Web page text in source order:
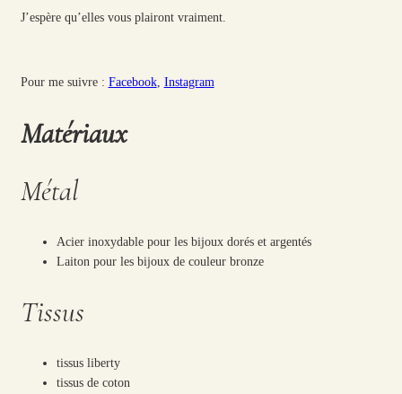
J’espère qu’elles vous plairont vraiment.
Pour me suivre : Facebook, Instagram
Matériaux
Métal
Acier inoxydable pour les bijoux dorés et argentés
Laiton pour les bijoux de couleur bronze
Tissus
tissus liberty
tissus de coton